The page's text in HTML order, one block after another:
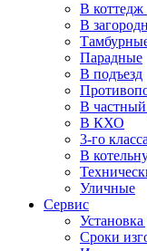
В коттедж
В
Парадные
В подъезд
В
В КХО
3-го
В
Уличные
Сервис
Установка
Сроки